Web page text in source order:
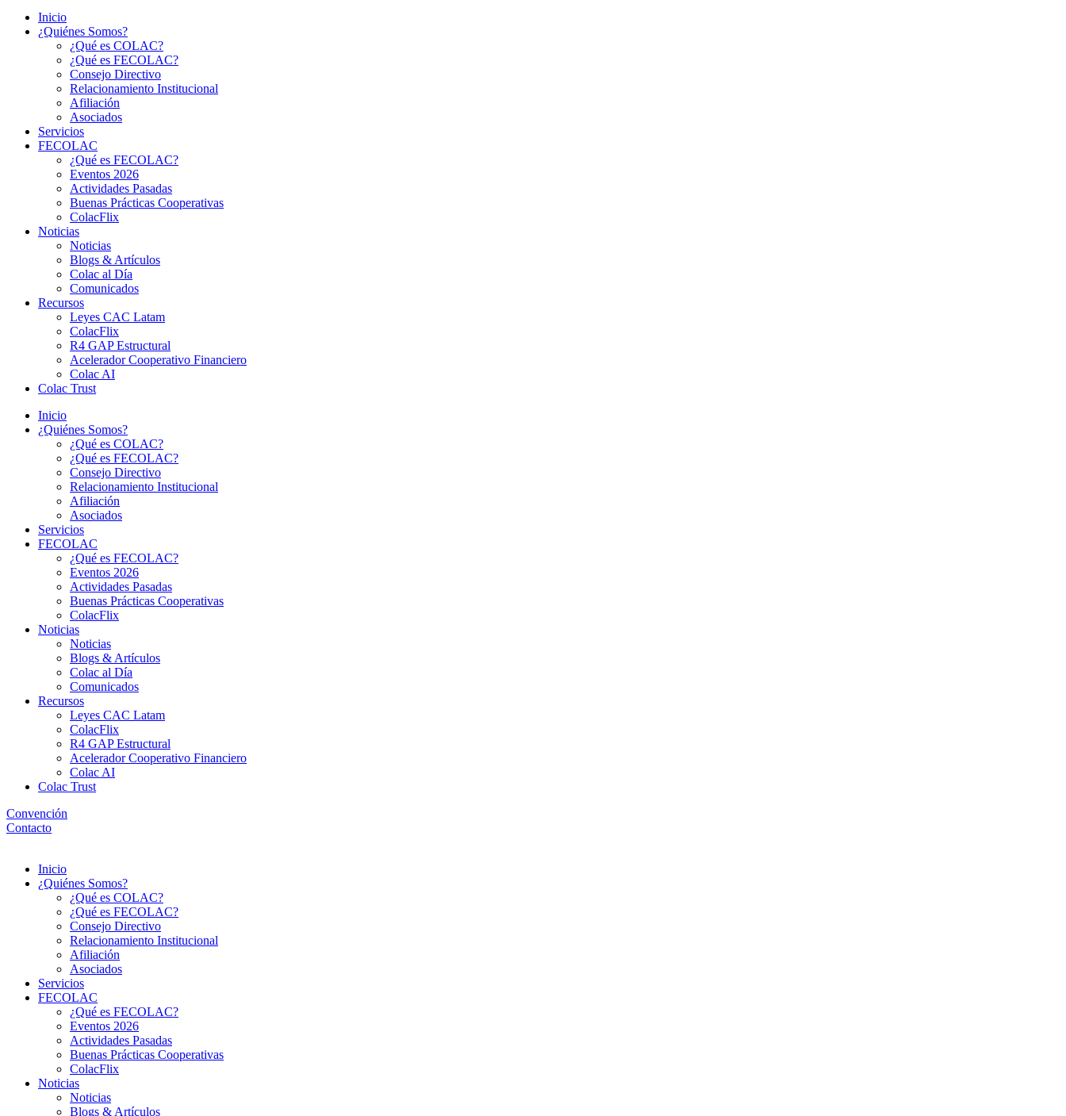
Inicio
¿Quiénes Somos?
¿Qué es COLAC?
¿Qué es FECOLAC?
Consejo Directivo
Relacionamiento Institucional
Afiliación
Asociados
Servicios
FECOLAC
¿Qué es FECOLAC?
Eventos 2026
Actividades Pasadas
Buenas Prácticas Cooperativas
ColacFlix
Noticias
Noticias
Blogs & Artículos
Colac al Día
Comunicados
Recursos
Leyes CAC Latam
ColacFlix
R4 GAP Estructural
Acelerador Cooperativo Financiero
Colac AI
Colac Trust
Inicio
¿Quiénes Somos?
¿Qué es COLAC?
¿Qué es FECOLAC?
Consejo Directivo
Relacionamiento Institucional
Afiliación
Asociados
Servicios
FECOLAC
¿Qué es FECOLAC?
Eventos 2026
Actividades Pasadas
Buenas Prácticas Cooperativas
ColacFlix
Noticias
Noticias
Blogs & Artículos
Colac al Día
Comunicados
Recursos
Leyes CAC Latam
ColacFlix
R4 GAP Estructural
Acelerador Cooperativo Financiero
Colac AI
Colac Trust
Convención
Contacto
Menú
Inicio
¿Quiénes Somos?
¿Qué es COLAC?
¿Qué es FECOLAC?
Consejo Directivo
Relacionamiento Institucional
Afiliación
Asociados
Servicios
FECOLAC
¿Qué es FECOLAC?
Eventos 2026
Actividades Pasadas
Buenas Prácticas Cooperativas
ColacFlix
Noticias
Noticias
Blogs & Artículos